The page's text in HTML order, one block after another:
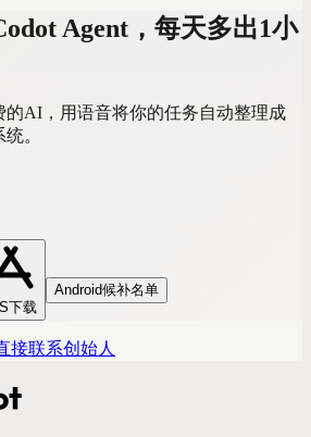
Agent，每天多出1小
AI，用语音将你的任务自动整理成
。
下载
Android候补名单
接联系创始人